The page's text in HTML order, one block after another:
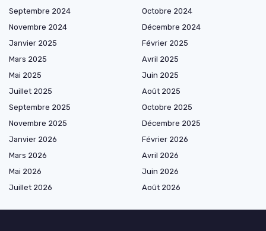
Septembre 2024
Octobre 2024
Novembre 2024
Décembre 2024
Janvier 2025
Février 2025
Mars 2025
Avril 2025
Mai 2025
Juin 2025
Juillet 2025
Août 2025
Septembre 2025
Octobre 2025
Novembre 2025
Décembre 2025
Janvier 2026
Février 2026
Mars 2026
Avril 2026
Mai 2026
Juin 2026
Juillet 2026
Août 2026